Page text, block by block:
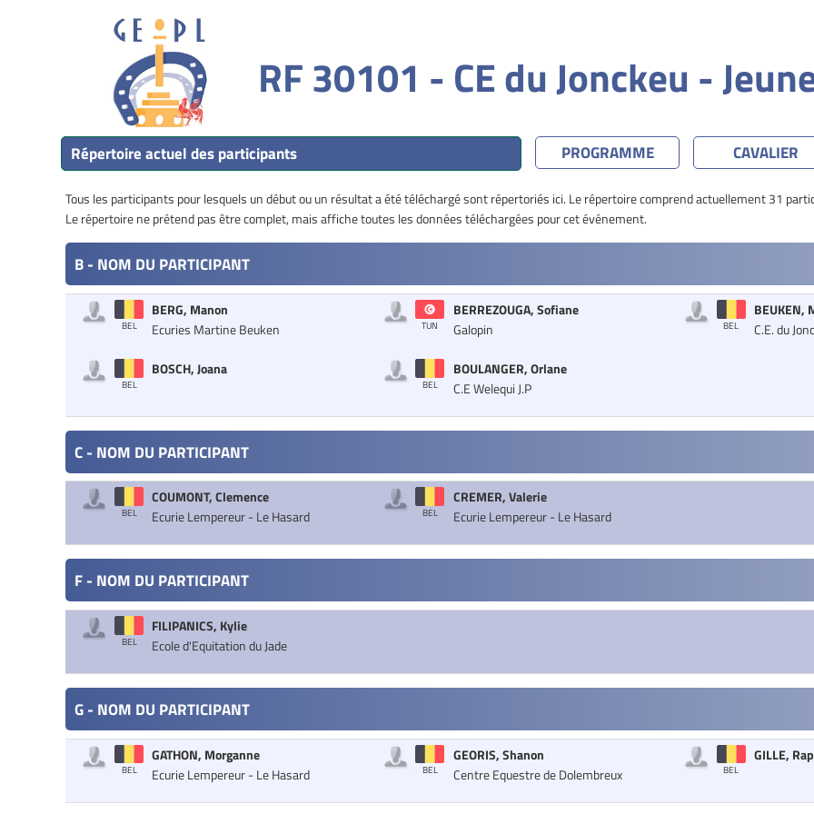
RF 30101 - CE du Jonckeu -
Répertoire actuel des participants PROGRAMME CAVALIER
Tous les participants pour lesquels un début ou un résultat a été téléchargé sont répertoriés ici. Le répertoire comprend actuellement 31
Le répertoire ne prétend pas être complet, mais affiche toutes les données téléchargées pour cet événement.
B - NOM DU PARTICIPANT
BEL
BERG, Manon
Ecuries Martine Beuken
TUN
BERREZOUGA, Sofiane
Galopin
BEL
BEUKEN,
C.E. du
BEL
BOSCH, Joana
BEL
BOULANGER, Orlane
C.E Welequi J.P
C - NOM DU PARTICIPANT
BEL
COUMONT, Clemence
Ecurie Lempereur - Le Hasard
BEL
CREMER, Valerie
Ecurie Lempereur - Le Hasard
F - NOM DU PARTICIPANT
BEL
FILIPANICS, Kylie
Ecole d'Equitation du Jade
G - NOM DU PARTICIPANT
BEL
GATHON, Morganne
Ecurie Lempereur - Le Hasard
BEL
GEORIS, Shanon
Centre Equestre de Dolembreux
BEL
GILLE,